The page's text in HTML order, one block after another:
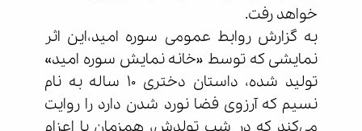
خواهد رفت.
به گزارش روابط عمومی سوره امید،این اثر
نمایشی که توسط «خانه نمایش سوره امید»
تولید شده، داستان دختری ۱۰ ساله به نام
نسیم که آرزوی فضا نورد شدن دارد را روایت